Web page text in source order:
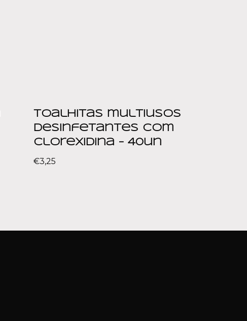
Toalhitas multiusos
desinfetantes com
clorexidina – 40un
€3,25